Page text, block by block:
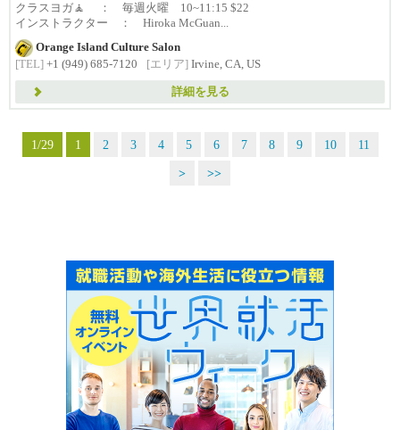
クラスヨガ🧘 ： 毎週火曜 10~11:15 $22
インストラクター ： Hiroka McGuan...
Orange Island Culture Salon
[TEL] +1 (949) 685-7120 [エリア] Irvine, CA, US
詳細を見る
1/29 1 2 3 4 5 6 7 8 9 10
11
>
>>